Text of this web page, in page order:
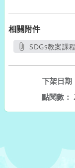
相關附件
SDGs教案課
下架日期
點閱數：